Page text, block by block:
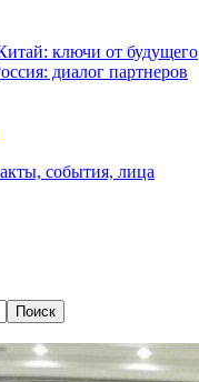
ключи от будущего
диалог партнеров
события, лица